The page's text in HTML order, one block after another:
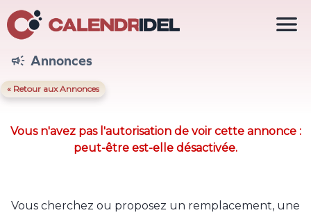
 Annonces
« Retour aux Annonces
Vous n'avez pas l'autorisation de voir cette annonce :
peut-être est-elle désactivée.
Vous cherchez ou proposez un remplacement, une
